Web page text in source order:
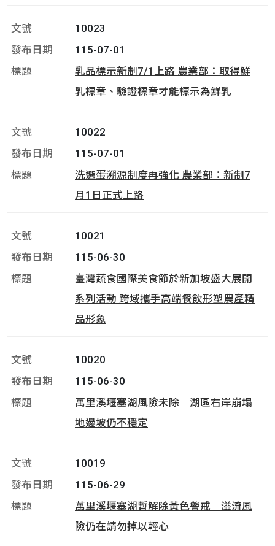
10023
115-07-01
乳品標示新制7/1上路 農業部：取得鮮
乳標章、驗證標章才能標示為鮮乳
10022
115-07-01
洗選蛋溯源制度再強化 農業部：新制7
月1日正式上路
10021
115-06-30
臺灣蔬食國際美食節於新加坡盛大展開
系列活動 跨域攜手高端餐飲形塑農產精
品形象
10020
115-06-30
萬里溪堰塞湖風險未除 湖區右岸崩塌
地邊坡仍不穩定
10019
115-06-29
萬里溪堰塞湖暫解除黃色警戒 溢流風
險仍在請勿掉以輕心